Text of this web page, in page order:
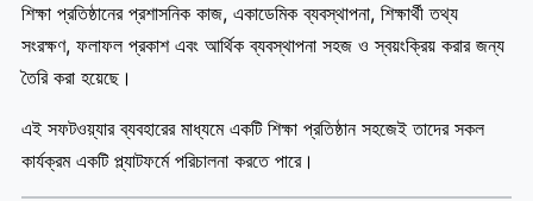
শিক্ষা প্রতিষ্ঠানের প্রশাসনিক কাজ, একাডেমিক ব্যবস্থাপনা, শিক্ষার্থী তথ্য
সংরক্ষণ, ফলাফল প্রকাশ এবং আর্থিক ব্যবস্থাপনা সহজ ও স্বয়ংক্রিয় করার জন্য
তৈরি করা হয়েছে।
এই সফটওয়্যার ব্যবহারের মাধ্যমে একটি শিক্ষা প্রতিষ্ঠান সহজেই তাদের সকল
কার্যক্রম একটি প্ল্যাটফর্মে পরিচালনা করতে পারে।